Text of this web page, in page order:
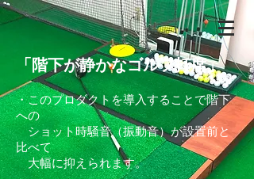
「階下が静かなゴルフ打席」
・このプロダクトを導入することで階下
への
ショット時騒音（振動音）が設置前と
比べて
​大幅に抑えられます。